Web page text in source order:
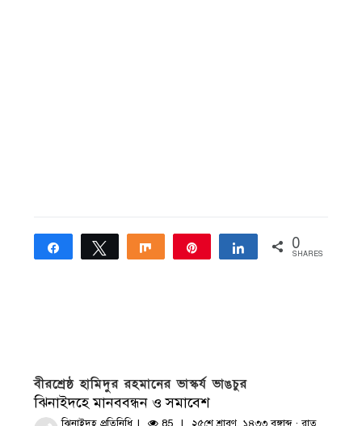
Share Tweet Share Share 0
SHARES
বীরশ্রেষ্ঠ হামিদুর রহমানের ভাস্কর্য ভাঙচুর
ঝিনাইদহে মানববন্ধন ও সমাবেশ
ঝিনাইদহ প্রতিনিধি 85 ২৫শে শ্রাবণ, ১৪৩৩ বঙ্গাব্দ · রাত